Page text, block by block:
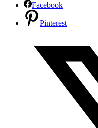
Facebook
Pinterest